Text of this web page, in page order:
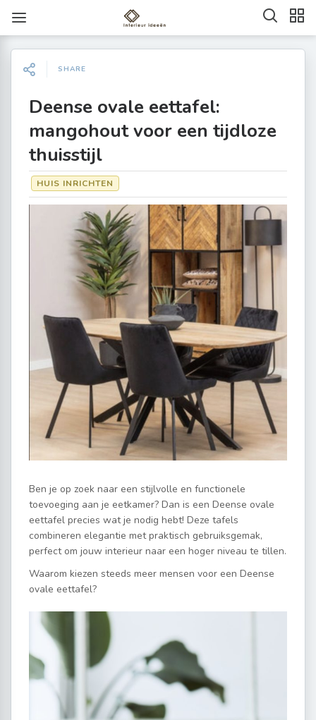
SHARE
Deense ovale eettafel:
mangohout voor een tijdloze
thuisstijl
HUIS INRICHTEN
Ben je op zoek naar een stijlvolle en functionele
toevoeging aan je eetkamer? Dan is een Deense ovale
eettafel precies wat je nodig hebt! Deze tafels
combineren elegantie met praktisch gebruiksgemak,
perfect om jouw interieur naar een hoger niveau te tillen.
Waarom kiezen steeds meer mensen voor een Deense
ovale eettafel?